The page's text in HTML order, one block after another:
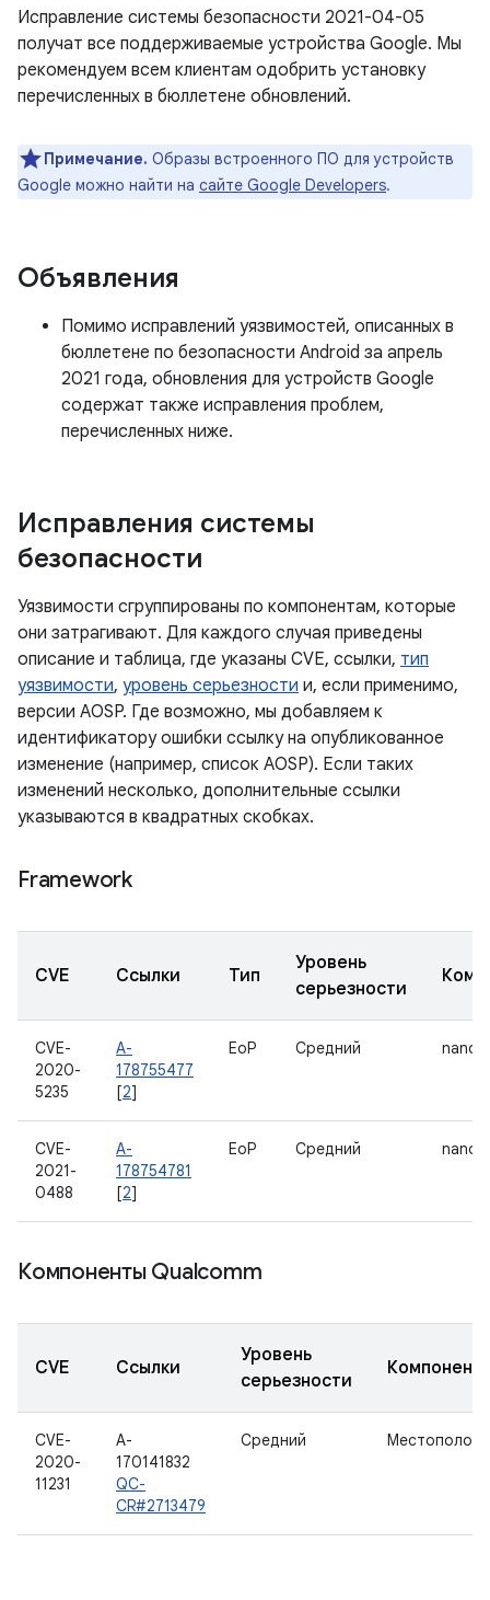
Исправление системы безопасности 2021-04-05
получат все поддерживаемые устройства Google. Мы
рекомендуем всем клиентам одобрить установку
перечисленных в бюллетене обновлений.
Примечание. Образы встроенного ПО для устройств
Google можно найти на сайте Google Developers.
Объявления
Помимо исправлений уязвимостей, описанных в
бюллетене по безопасности Android за апрель
2021 года, обновления для устройств Google
содержат также исправления проблем,
перечисленных ниже.
Исправления системы
безопасности
Уязвимости сгруппированы по компонентам, которые
они затрагивают. Для каждого случая приведены
описание и таблица, где указаны CVE, ссылки, тип
уязвимости, уровень серьезности и, если применимо,
версии AOSP. Где возможно, мы добавляем к
идентификатору ошибки ссылку на опубликованное
изменение (например, список AOSP). Если таких
изменений несколько, дополнительные ссылки
указываются в квадратных скобках.
Framework
CVE Ссылки Тип
Уровень
серьезности
CVE-
2020-
5235
A-
178755477
[2]
EoP Средний
CVE-
2021-
0488
A-
178754781
[2]
EoP Средний
Компоненты Qualcomm
CVE Ссылки
Уровень
серьезности
Компонент
CVE-
2020-
11231
A-
170141832
QC-
CR#2713479
Средний